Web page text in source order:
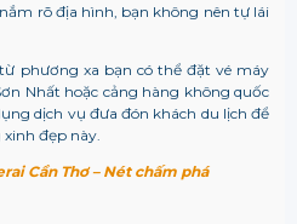
rõ địa hình, bạn không nên tự lái
phương xa bạn có thể đặt vé máy
Nhất hoặc cảng hàng không quốc
dịch vụ đưa đón khách du lịch để
đẹp này.
Cần Thơ – Nét chấm phá